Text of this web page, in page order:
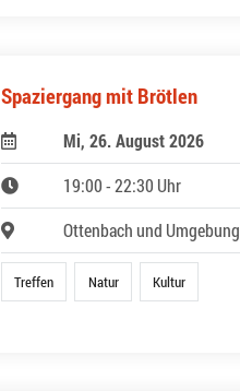
Spaziergang mit Brötlen
Mi, 26. August 2026
19:00 - 22:30 Uhr
Ottenbach und Umgebung
Treffen Natur Kultur